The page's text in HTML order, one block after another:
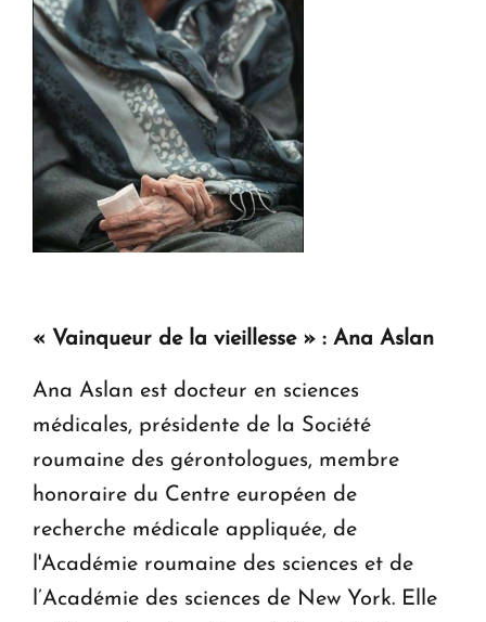
« Vainqueur de la vieillesse » : Ana Aslan
Ana Aslan est docteur en sciences
médicales, présidente de la Société
roumaine des gérontologues, membre
honoraire du Centre européen de
recherche médicale appliquée, de
l'Académie roumaine des sciences et de
l’Académie des sciences de New York. Elle